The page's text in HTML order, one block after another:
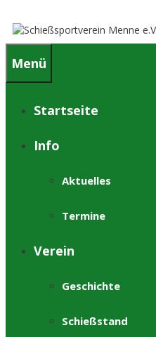
zum
Inhalt
Menü
Startseite
Info
Aktuelles
Termine
Verein
Geschichte
Schießstand